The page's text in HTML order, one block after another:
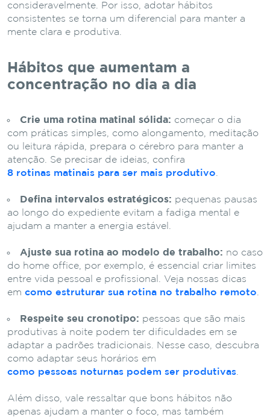
consideravelmente. Por isso, adotar hábitos
consistentes se torna um diferencial para manter a
mente clara e produtiva.
Hábitos que aumentam a
concentração no dia a dia
Crie uma rotina matinal sólida: começar o dia
com práticas simples, como alongamento, meditação
ou leitura rápida, prepara o cérebro para manter a
atenção. Se precisar de ideias, confira
8 rotinas matinais para ser mais produtivo
Defina intervalos estratégicos: pequenas pausas
ao longo do expediente evitam a fadiga mental e
ajudam a manter a energia estável.
Ajuste sua rotina ao modelo de trabalho: no caso
do home office, por exemplo, é essencial criar limites
entre vida pessoal e profissional. Veja nossas dicas
em como estruturar sua rotina no trabalho remoto
Respeite seu cronotipo: pessoas que são mais
produtivas à noite podem ter dificuldades em se
adaptar a padrões tradicionais. Nesse caso, descubra
como adaptar seus horários em
como pessoas noturnas podem ser produtivas
Além disso, vale ressaltar que bons hábitos não
apenas ajudam a manter o foco, mas também